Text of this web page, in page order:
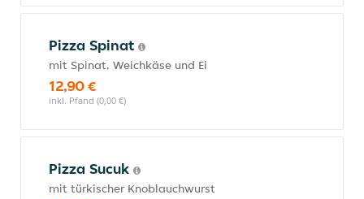
Pizza Spinat
mit Spinat, Weichkäse und Ei
12,90 €
inkl. Pfand (0,00 €)
Pizza Sucuk
mit türkischer Knoblauchwurst